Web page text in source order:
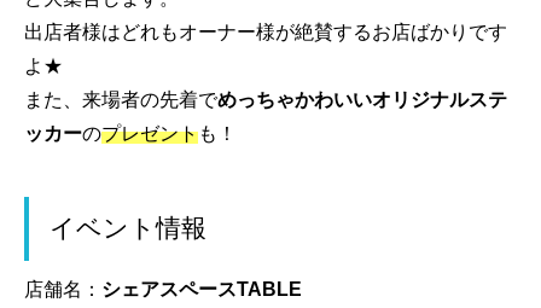
出店者様はどれもオーナー様が絶賛するお店ばかりです
よ★
また、来場者の先着でめっちゃかわいいオリジナルステ
ッカーのプレゼントも！
イベント情報
店舗名： シェアスペースTABLE